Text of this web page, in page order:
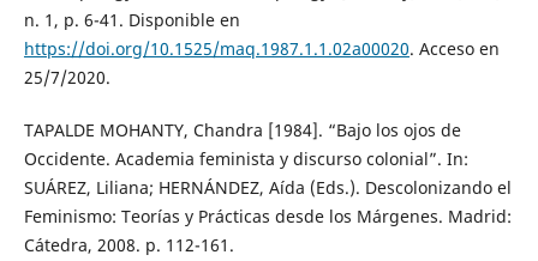
n. 1, p. 6-41. Disponible en
https://doi.org/10.1525/maq.1987.1.1.02a00020. Acceso en
25/7/2020.
TAPALDE MOHANTY, Chandra [1984]. “Bajo los ojos de
Occidente. Academia feminista y discurso colonial”. In:
SUÁREZ, Liliana; HERNÁNDEZ, Aída (Eds.). Descolonizando el
Feminismo: Teorías y Prácticas desde los Márgenes. Madrid:
Cátedra, 2008. p. 112-161.